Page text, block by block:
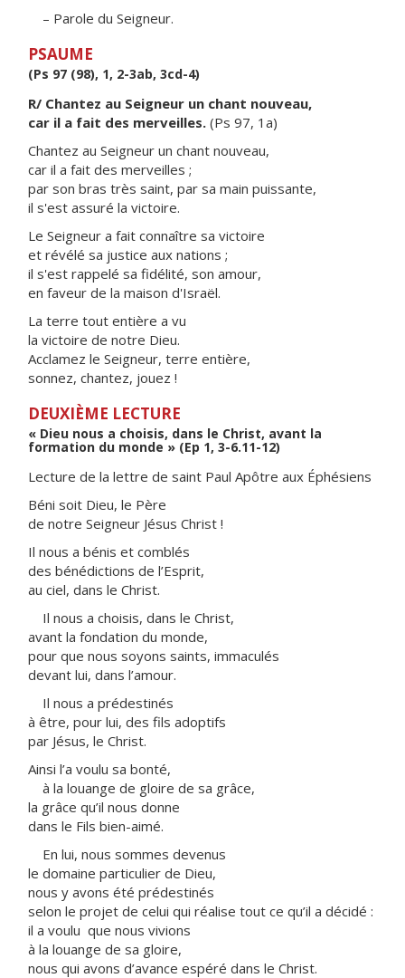
– Parole du Seigneur.
PSAUME
(Ps 97 (98), 1, 2-3ab, 3cd-4)
R/ Chantez au Seigneur un chant nouveau,
car il a fait des merveilles. (Ps 97, 1a)
Chantez au Seigneur un chant nouveau,
car il a fait des merveilles ;
par son bras très saint, par sa main puissante,
il s'est assuré la victoire.
Le Seigneur a fait connaître sa victoire
et révélé sa justice aux nations ;
il s'est rappelé sa fidélité, son amour,
en faveur de la maison d'Israël.
La terre tout entière a vu
la victoire de notre Dieu.
Acclamez le Seigneur, terre entière,
sonnez, chantez, jouez !
DEUXIÈME LECTURE
« Dieu nous a choisis, dans le Christ, avant la
formation du monde » (Ep 1, 3-6.11-12)
Lecture de la lettre de saint Paul Apôtre aux Éphésiens
Béni soit Dieu, le Père
de notre Seigneur Jésus Christ !
Il nous a bénis et comblés
des bénédictions de l’Esprit,
au ciel, dans le Christ.
Il nous a choisis, dans le Christ,
avant la fondation du monde,
pour que nous soyons saints, immaculés
devant lui, dans l’amour.
Il nous a prédestinés
à être, pour lui, des fils adoptifs
par Jésus, le Christ.
Ainsi l’a voulu sa bonté,
à la louange de gloire de sa grâce,
la grâce qu’il nous donne
dans le Fils bien-aimé.
En lui, nous sommes devenus
le domaine particulier de Dieu,
nous y avons été prédestinés
selon le projet de celui qui réalise tout ce qu’il a décidé :
il a voulu que nous vivions
à la louange de sa gloire,
nous qui avons d’avance espéré dans le Christ.